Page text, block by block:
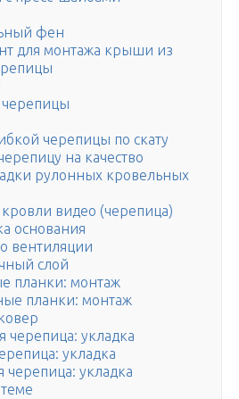
фен
для монтажа крыши из
черепицы по скату
на качество
рулонных кровельных
видео (черепица)
основания
вентиляции
слой
планки: монтаж
планки: монтаж
черепица: укладка
укладка
черепица: укладка